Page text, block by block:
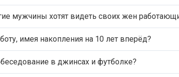
мужчины хотят видеть своих жен
имея накопления на 10 лет вперёд?
в джинсах и футболке?